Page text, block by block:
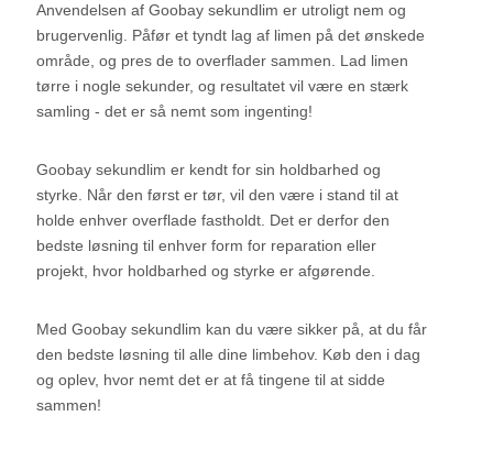
Anvendelsen af Goobay sekundlim er utroligt nem og
brugervenlig. Påfør et tyndt lag af limen på det ønskede
område, og pres de to overflader sammen. Lad limen
tørre i nogle sekunder, og resultatet vil være en stærk
samling - det er så nemt som ingenting!
Goobay sekundlim er kendt for sin holdbarhed og
styrke. Når den først er tør, vil den være i stand til at
holde enhver overflade fastholdt. Det er derfor den
bedste løsning til enhver form for reparation eller
projekt, hvor holdbarhed og styrke er afgørende.
Med Goobay sekundlim kan du være sikker på, at du får
den bedste løsning til alle dine limbehov. Køb den i dag
og oplev, hvor nemt det er at få tingene til at sidde
sammen!